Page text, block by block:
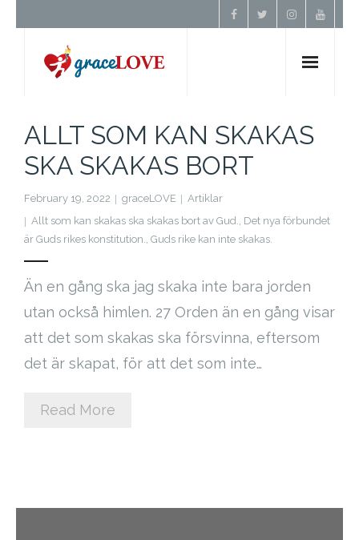
Om Oss
Undervisning
Kontakt
Donera
ALLT SOM KAN SKAKAS
SKA SKAKAS BORT
February 19, 2022 graceLOVE
Artiklar
Allt som kan skakas ska skakas bort av Gud., Det nya förbundet
är Guds rikes konstitution., Guds rike kan inte skakas.
Än en gång ska jag skaka inte bara jorden
utan också himlen. 27 Orden än en gång visar
att det som skakas ska försvinna, eftersom
det är skapat, för att det som inte…
Read More